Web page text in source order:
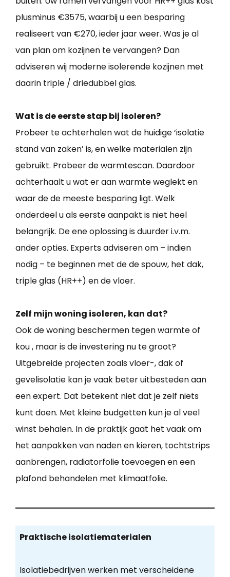
plusminus €3575, waarbij u een besparing
realiseert van €270, ieder jaar weer. Was je al
van plan om kozijnen te vervangen? Dan
adviseren wij moderne isolerende kozijnen met
daarin triple / driedubbel glas.
Wat is de eerste stap bij isoleren?
Probeer te achterhalen wat de huidige ‘isolatie
stand van zaken’ is, en welke materialen zijn
gebruikt. Probeer de warmtescan. Daardoor
achterhaalt u wat er aan warmte weglekt en
waar de de meeste besparing ligt. Welk
onderdeel u als eerste aanpakt is niet heel
belangrijk. De ene oplossing is duurder i.v.m.
ander opties. Experts adviseren om – indien
nodig – te beginnen met de de spouw, het dak,
triple glas (HR++) en de vloer.
Zelf mijn woning isoleren, kan dat?
Ook de woning beschermen tegen warmte of
kou , maar is de investering nu te groot?
Uitgebreide projecten zoals vloer-, dak of
gevelisolatie kan je vaak beter uitbesteden aan
een expert. Dat betekent niet dat je zelf niets
kunt doen. Met kleine budgetten kun je al veel
winst behalen. In de praktijk gaat het vaak om
het aanpakken van naden en kieren, tochtstrips
aanbrengen, radiatorfolie toevoegen en een
plafond behandelen met klimaatfolie.
Praktische isolatiematerialen
Isolatiebedrijven werken met verscheidene